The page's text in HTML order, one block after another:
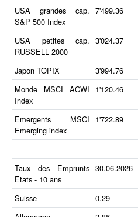
USA grandes cap.
S&P 500 Index
7'499.36
USA petites cap.
RUSSELL 2000
3'024.37
Japon TOPIX 3'994.76
Monde MSCI ACWI
Index
1'120.46
Emergents MSCI
Emerging index
1'722.89
Taux des Emprunts
Etats - 10 ans
30.06.2026
Suisse
0.29